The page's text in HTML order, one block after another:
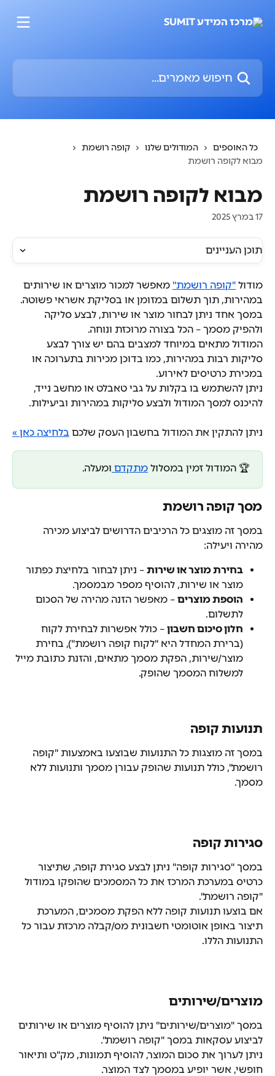
חיפוש מאמרים...
כל האוספים המודולים שלנו
קופה רושמת
מבוא לקופה רושמת
מבוא לקופה רושמת
17 במרץ 2025
תוכן העניינים
מודול "קופה רושמת" מאפשר למכור מוצרים או שירותים
במהירות, תוך תשלום במזומן או בסליקת אשראי פשוטה.
במסך אחד ניתן לבחור מוצר או שירות, לבצע סליקה
ולהפיק מסמך – הכל בצורה מרוכזת ונוחה.
המודול מתאים במיוחד למצבים בהם יש צורך לבצע
סליקות רבות במהירות, כמו בדוכן מכירות בתערוכה או
במכירת כרטיסים לאירוע.
ניתן להשתמש בו בקלות על גבי טאבלט או מחשב נייד,
להיכנס למסך המודול ולבצע סליקות במהירות וביעילות.
ניתן להתקין את המודול בחשבון העסק שלכם בלחיצה כאן »
🏆 המודול זמין במסלול מתקדם ומעלה.
מסך קופה רושמת
במסך זה מוצגים כל הרכיבים הדרושים לביצוע מכירה
מהירה ויעילה:
בחירת מוצר או שירות – ניתן לבחור בלחיצת כפתור
מוצר או שירות, להוסיף מספר מבמסמך.
הוספת מוצרים – מאפשר הזנה מהירה של הסכום
לתשלום.
חלון סיכום חשבון – כולל אפשרות לבחירת לקוח
(ברירת המחדל היא "לקוח קופה רושמת"), בחירת
מוצר/שירות, הפקת מסמך מתאים, והזנת כתובת מייל
למשלוח המסמך שהופק.
תנועות קופה
במסך זה מוצגות כל התנועות שבוצעו באמצעות "קופה
רושמת", כולל תנועות שהופק עבורן מסמך ותנועות ללא
מסמך.
סגירות קופה
במסך "סגירות קופה" ניתן לבצע סגירת קופה, שתיצור
כרטיס במערכת המרכז את כל המסמכים שהופקו במודול
"קופה רושמת".
אם בוצעו תנועות קופה ללא הפקת מסמכים, המערכת
תיצור באופן אוטומטי חשבונית מס/קבלה מרכזת עבור כל
התנועות הללו.
מוצרים/שירותים
במסך "מוצרים/שירותים" ניתן להוסיף מוצרים או שירותים
לביצוע עסקאות במסך "קופה רושמת".
ניתן לערוך את סכום המוצר, להוסיף תמונות, מק"ט ותיאור
חופשי, אשר יופיע במסמך לצד המוצר.